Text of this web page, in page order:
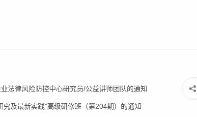
法律风险防控中心研究员/公益讲师团队的通知‌
及最新实践”高级研修班（第204期）的通知